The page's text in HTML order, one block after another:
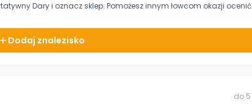
Daryi oznacz sklep. Pomożesz innym łowcom okazji ocenić
Dodaj znalezisko
do 5